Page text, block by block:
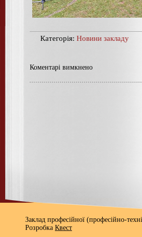
Категорія: Новини закладу
Коментарі вимкнено
Заклад професійної (професійно-
Розробка Квест